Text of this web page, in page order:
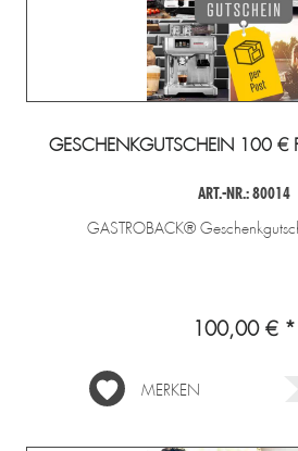
GESCHENKGUTSCHEIN 100 €
ART.-NR.: 80014
GASTROBACK®
100,00 € *
MERKEN